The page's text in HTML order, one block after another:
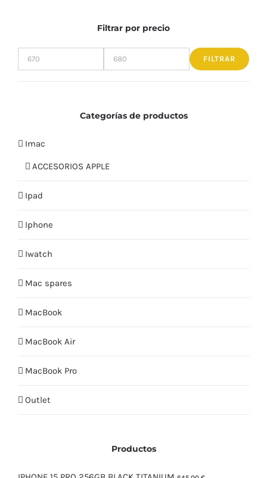
Filtrar por precio
FILTRAR
Categorías de productos
Imac
ACCESORIOS APPLE
Ipad
Iphone
Iwatch
Mac spares
MacBook
MacBook Air
MacBook Pro
Outlet
Productos